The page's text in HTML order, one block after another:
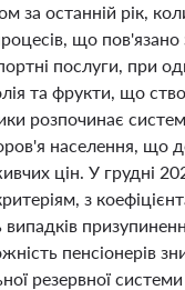
останній рік,
що
послуги, при
та фрукти, що
розпочинає
населення, що
цін. У грудні
з
випадків
пенсіонерів
резервної